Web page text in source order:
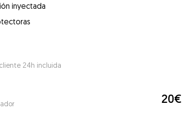
inyectada
24h incluida
20€